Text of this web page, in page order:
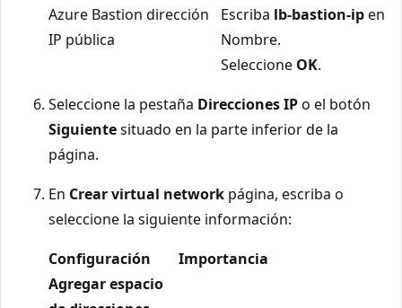
Azure Bastion dirección
IP pública
Escriba lb-bastion-ipen
Nombre.
Seleccione OK.
Seleccione la pestaña Direcciones IPo el botón
Siguientesituado en la parte inferior de la
página.
En Crear virtual network página, escriba o
seleccione la siguiente información:
Configuración
Importancia
Agregar espacio